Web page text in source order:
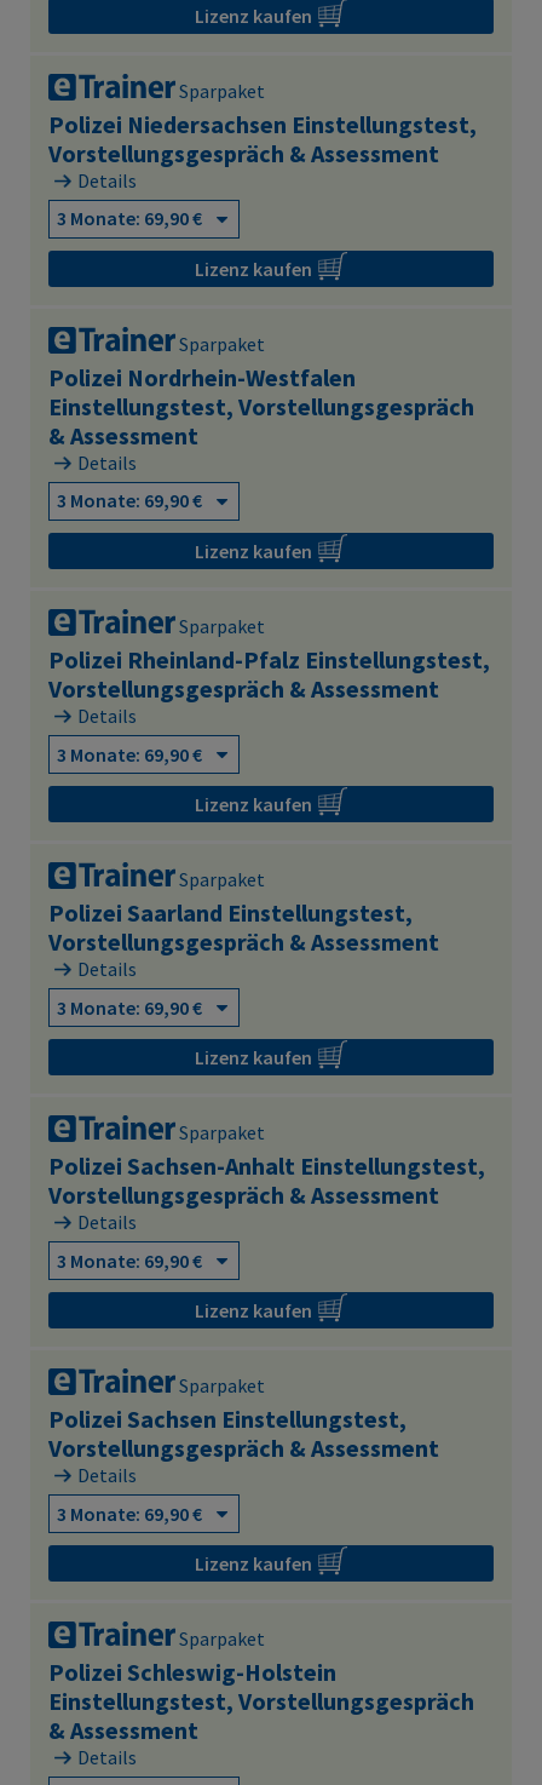
Lizenz kaufen
Sparpaket
Polizei Niedersachsen Einstellungstest,
Vorstellungsgespräch & Assessment
Details
Lizenz kaufen
Sparpaket
Polizei Nordrhein-Westfalen
Einstellungstest, Vorstellungsgespräch
& Assessment
Details
Lizenz kaufen
Sparpaket
Polizei Rheinland-Pfalz Einstellungstest,
Vorstellungsgespräch & Assessment
Details
Lizenz kaufen
Sparpaket
Polizei Saarland Einstellungstest,
Vorstellungsgespräch & Assessment
Details
Lizenz kaufen
Sparpaket
Polizei Sachsen-Anhalt Einstellungstest,
Vorstellungsgespräch & Assessment
Details
Lizenz kaufen
Sparpaket
Polizei Sachsen Einstellungstest,
Vorstellungsgespräch & Assessment
Details
Lizenz kaufen
Sparpaket
Polizei Schleswig-Holstein
Einstellungstest, Vorstellungsgespräch
& Assessment
Details